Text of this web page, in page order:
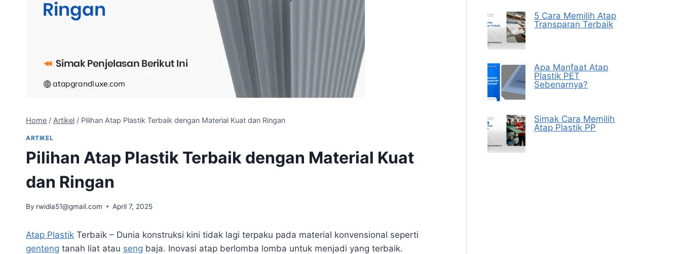
Home / Artikel / Pilihan Atap Plastik Terbaik dengan Material Kuat dan Ringan
ARTIKEL
Pilihan Atap Plastik Terbaik dengan Material Kuat
dan Ringan
By rwidia51@gmail.com April 7, 2025
Atap Plastik Terbaik – Dunia konstruksi kini tidak lagi terpaku pada material konvensional seperti
genteng tanah liat atau seng baja. Inovasi atap berlomba lomba untuk menjadi yang terbaik.
5 Cara Memilih Atap
Transparan Terbaik
Apa Manfaat Atap
Plastik PET
Sebenarnya?
Simak Cara Memilih
Atap Plastik PP